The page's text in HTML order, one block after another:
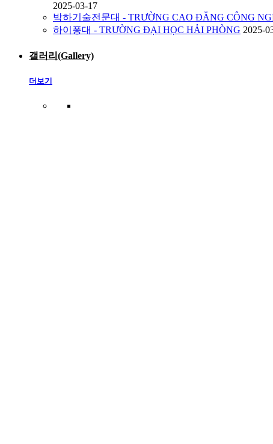
2025-03-17
박하기술전문대 - TRƯỜNG CAO ĐẲNG CÔNG
하이퐁대 - TRƯỜNG ĐẠI HỌC HẢI PHÒNG 2025-
갤러리(Gallery)
더보기